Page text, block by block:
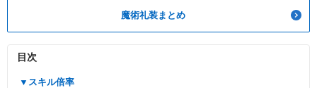
魔術礼装まとめ
目次
▼スキル倍率